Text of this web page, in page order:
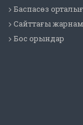
Баспасөз
Сайттағы
Бос орындар